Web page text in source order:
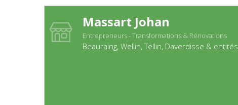
Massart Johan
Entrepreneurs - Transformations & Rénovations
Beauraing, Wellin, Tellin, Daverdisse & entités